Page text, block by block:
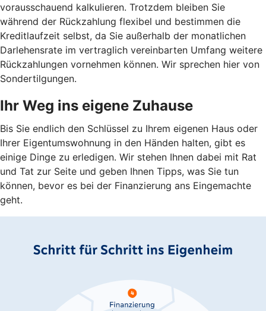
vorausschauend kalkulieren. Trotzdem bleiben Sie
während der Rückzahlung flexibel und bestimmen die
Kreditlaufzeit selbst, da Sie außerhalb der monatlichen
Darlehensrate im vertraglich vereinbarten Umfang weitere
Rückzahlungen vornehmen können. Wir sprechen hier von
Sondertilgungen.
Ihr Weg ins eigene Zuhause
Bis Sie endlich den Schlüssel zu Ihrem eigenen Haus oder
Ihrer Eigentumswohnung in den Händen halten, gibt es
einige Dinge zu erledigen. Wir stehen Ihnen dabei mit Rat
und Tat zur Seite und geben Ihnen Tipps, was Sie tun
können, bevor es bei der Finanzierung ans Eingemachte
geht.